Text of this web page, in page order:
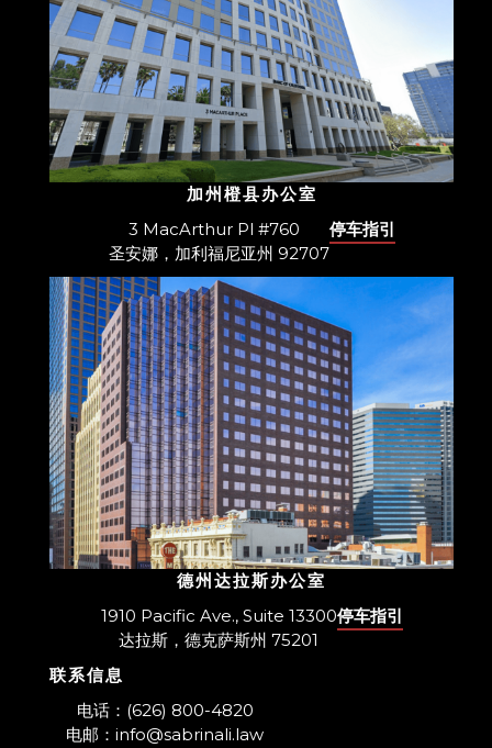
加州橙县办公室
3 MacArthur Pl #760
圣安娜，加利福尼亚州 92707
停车指引
德州达拉斯办公室
1910 Pacific Ave., Suite 13300
达拉斯，德克萨斯州 75201
停车指引
联系信息
​电话：(626) 800-4820
电邮：info@sabrinali.law